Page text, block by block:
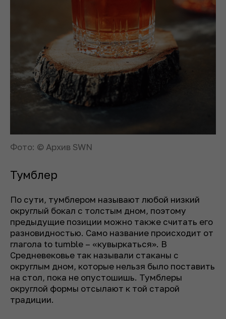
Фото: © Архив SWN
Тумблер
По сути, тумблером называют любой низкий
округлый бокал с толстым дном, поэтому
предыдущие позиции можно также считать его
разновидностью. Само название происходит от
глагола to tumble – «кувыркаться». В
Средневековье так называли стаканы с
округлым дном, которые нельзя было поставить
на стол, пока не опустошишь. Тумблеры
округлой формы отсылают к той старой
традиции.